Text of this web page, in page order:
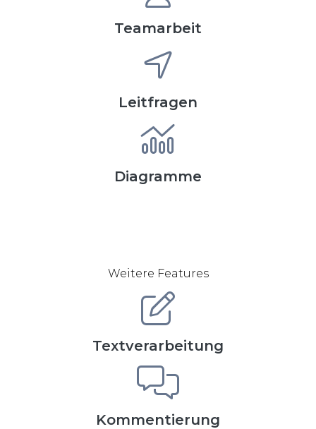
Teamarbeit
Leitfragen
Diagramme
Weitere Features
Textverarbeitung
Kommentierung